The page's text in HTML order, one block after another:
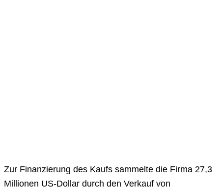
Zur Finanzierung des Kaufs sammelte die Firma 27,3
Millionen US-Dollar durch den Verkauf von